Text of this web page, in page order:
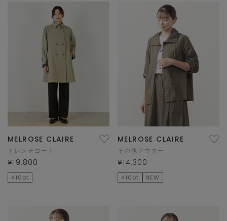
MELROSE CLAIRE
トレンチコート
¥19,800
×10pt
MELROSE CLAIRE
その他アウター
¥14,300
×10pt NEW